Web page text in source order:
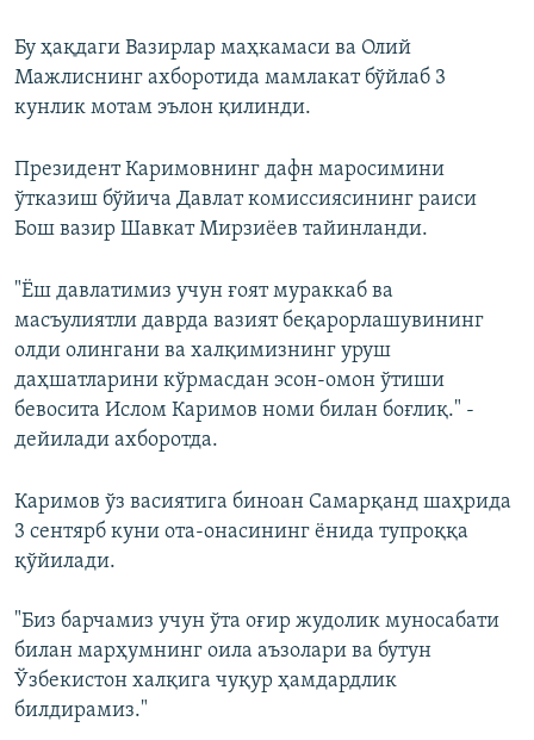
Бу ҳақдаги Вазирлар маҳкамаси ва Олий
Мажлиснинг ахборотида мамлакат бўйлаб 3
кунлик мотам эълон қилинди.
Президент Каримовнинг дафн маросимини
ўтказиш бўйича Давлат комиссиясининг раиси
Бош вазир Шавкат Мирзиёев тайинланди.
"Ёш давлатимиз учун ғоят мураккаб ва
масъулиятли даврда вазият беқарорлашувининг
олди олингани ва халқимизнинг уруш
даҳшатларини кўрмасдан эсон-омон ўтиши
бевосита Ислом Каримов номи билан боғлиқ." -
дейилади ахборотда.
Каримов ўз васиятига биноан Самарқанд шаҳрида
3 сентярб куни ота-онасининг ёнида тупроққа
қўйилади.
"Биз барчамиз учун ўта оғир жудолик муносабати
билан марҳумнинг оила аъзолари ва бутун
Ўзбекистон халқига чуқур ҳамдардлик
билдирамиз."